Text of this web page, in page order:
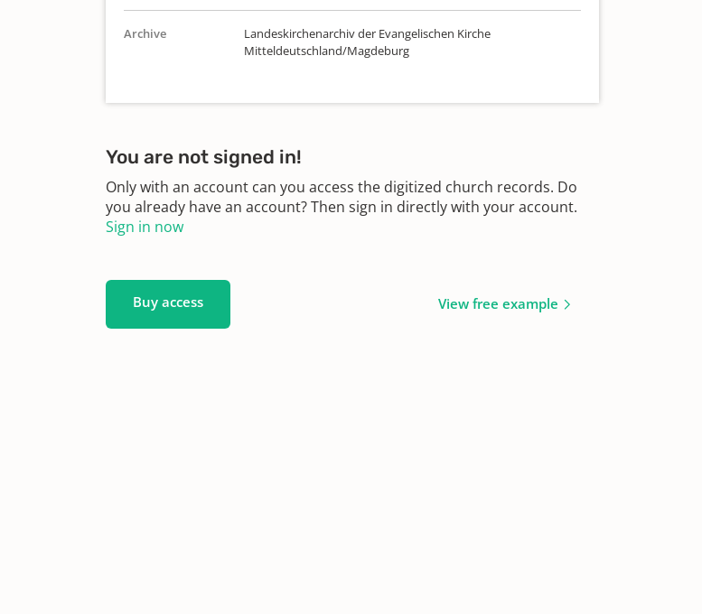
Archive
Landeskirchenarchiv der Evangelischen Kirche
Mitteldeutschland/Magdeburg
You are not signed in!
Only with an account can you access the digitized church records. Do
you already have an account? Then sign in directly with your account.
Sign in now
Buy access View free example